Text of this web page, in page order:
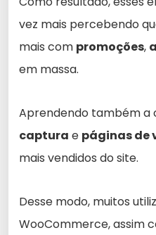
vez mais percebendo
mais com promoções,
em massa.
Aprendendo também a
captura e páginas de
mais vendidos do site.
Desse modo, muitos
WooCommerce, assim